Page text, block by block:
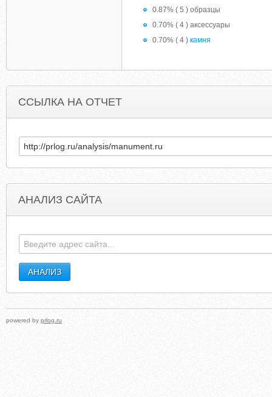
0.87% ( 5 ) образцы
0.70% ( 4 ) аксессуары
0.70% ( 4 ) камня
ССЫЛКА НА ОТЧЕТ
АНАЛИЗ САЙТА
powered by prlog.ru